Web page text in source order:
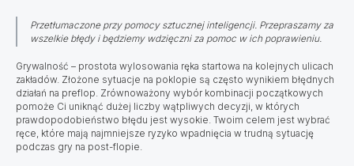
Przetłumaczone przy pomocy sztucznej inteligencji. Przepraszamy za
wszelkie błędy i będziemy wdzięczni za pomoc w ich poprawieniu.
Grywalność – prostota wylosowania ręka startowa na kolejnych ulicach
zakładów. Złożone sytuacje na poklopie są często wynikiem błędnych
działań na preflop. Zrównoważony wybór kombinacji początkowych
pomoże Ci uniknąć dużej liczby wątpliwych decyzji, w których
prawdopodobieństwo błędu jest wysokie. Twoim celem jest wybrać
ręce, które mają najmniejsze ryzyko wpadnięcia w trudną sytuację
podczas gry na post-flopie.